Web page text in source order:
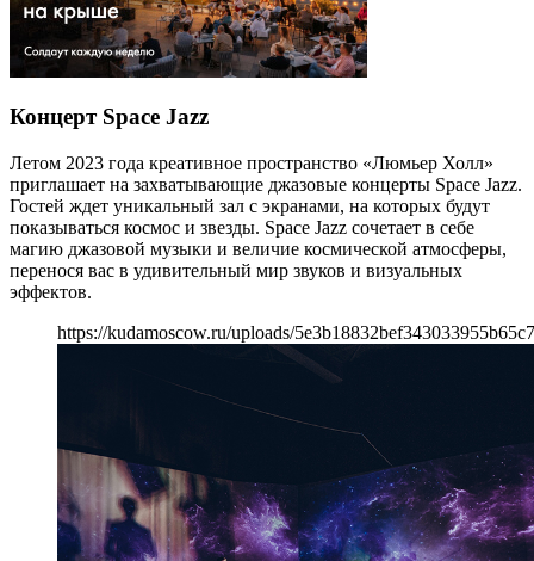
Концерт Space Jazz
Летом 2023 года креативное пространство «Люмьер Холл»
приглашает на захватывающие джазовые концерты Space Jazz.
Гостей ждет уникальный зал с экранами, на которых будут
показываться космос и звезды. Space Jazz сочетает в себе
магию джазовой музыки и величие космической атмосферы,
перенося вас в удивительный мир звуков и визуальных
эффектов.
https://kudamoscow.ru/uploads/